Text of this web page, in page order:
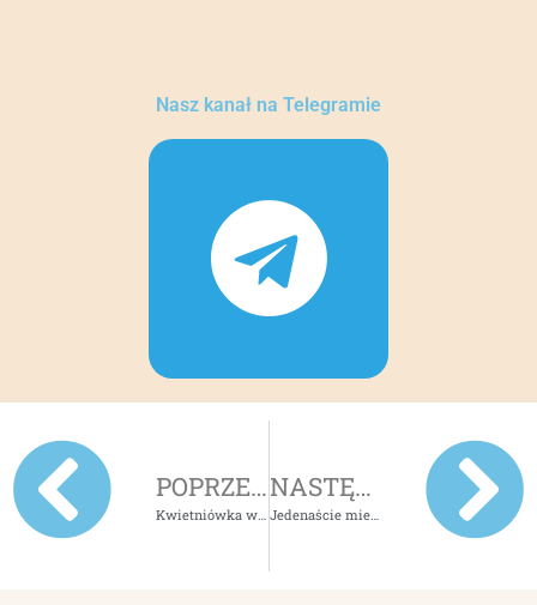
Nasz kanał na Telegramie
POPRZEDNI NASTĘPNY
Jedenaście miejsc, które należy zobaczyć będąc w Madrycie